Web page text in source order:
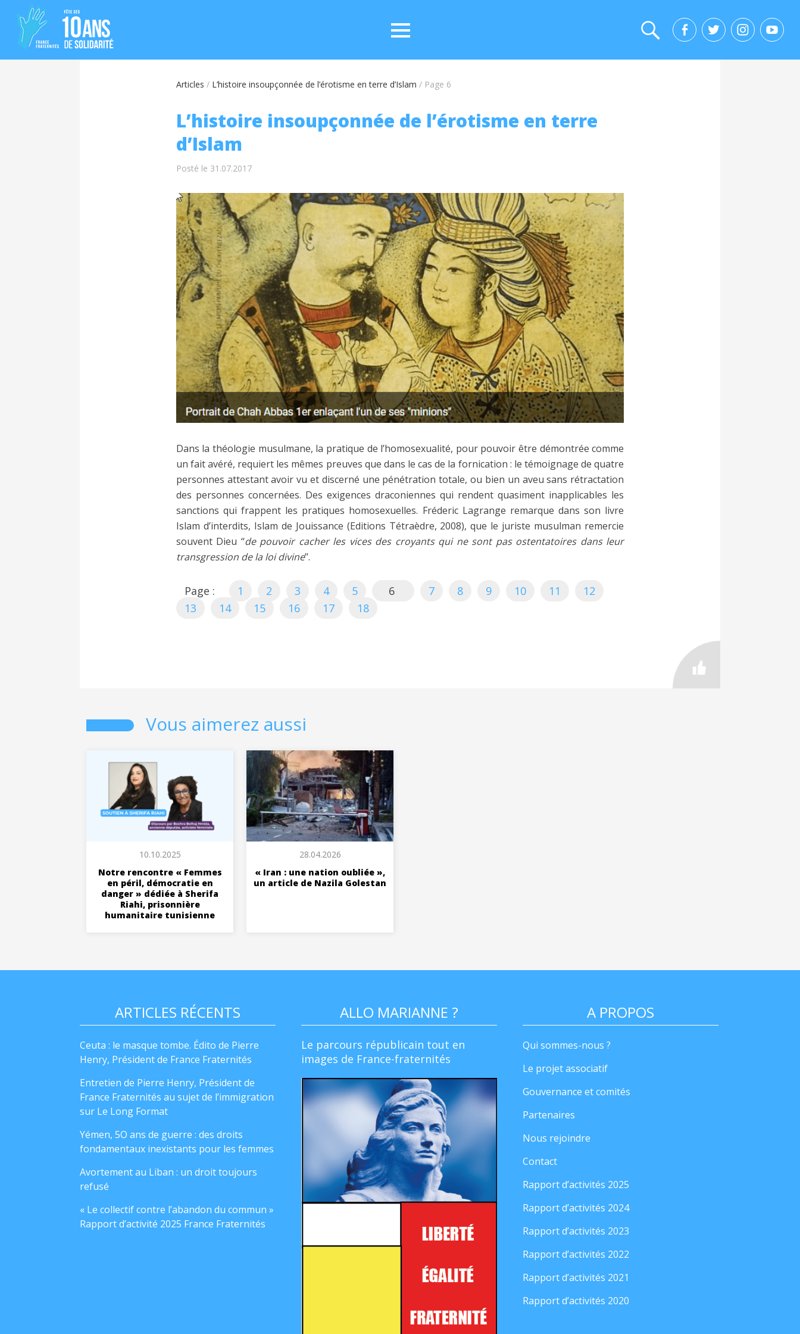
Articles / L’histoire insoupçonnée de l’érotisme en terre d’Islam / Page 6
L’histoire insoupçonnée de l’érotisme en terre
d’Islam
Posté le 31.07.2017
Dans la théologie musulmane, la pratique de l’homosexualité, pour pouvoir être démontrée comme
un fait avéré, requiert les mêmes preuves que dans le cas de la fornication : le témoignage de quatre
personnes attestant avoir vu et discerné une pénétration totale, ou bien un aveu sans rétractation
des personnes concernées. Des exigences draconiennes qui rendent quasiment inapplicables les
sanctions qui frappent les pratiques homosexuelles. Fréderic Lagrange remarque dans son livre
Islam d’interdits, Islam de Jouissance (Editions Tétraèdre, 2008), que le juriste musulman remercie
souvent Dieu ‘‘de pouvoir cacher les vices des croyants qui ne sont pas ostentatoires dans leur
transgression de la loi divine’’.
Page : 1 2 3 4 5 6 7 8 9 10 11
12
13
14 15 16 17 18
Vous aimerez aussi
10.10.2025
Notre rencontre « Femmes
en péril, démocratie en
danger » dédiée à Sherifa
Riahi, prisonnière
humanitaire tunisienne
28.04.2026
« Iran : une nation oubliée »,
un article de Nazila Golestan
ARTICLES RÉCENTS
Ceuta : le masque tombe. Édito de Pierre
Henry, Président de France Fraternités
Entretien de Pierre Henry, Président de
France Fraternités au sujet de l’immigration
sur Le Long Format
Yémen, 5O ans de guerre : des droits
fondamentaux inexistants pour les femmes
Avortement au Liban : un droit toujours
refusé
« Le collectif contre l’abandon du commun »
Rapport d’activité 2025 France Fraternités
ALLO MARIANNE ?
Le parcours républicain tout en
images de France-fraternités
A PROPOS
Qui sommes-nous ?
Le projet associatif
Gouvernance et comités
Partenaires
Nous rejoindre
Contact
Rapport d’activités 2025
Rapport d’activités 2024
Rapport d’activités 2023
Rapport d’activités 2022
Rapport d’activités 2021
Rapport d’activités 2020